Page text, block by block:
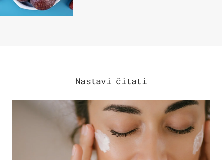
Nastavi čitati
MODA & LJEPOTA